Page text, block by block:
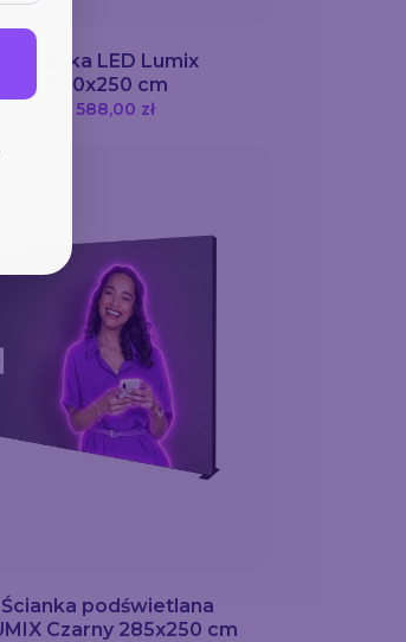
Ścianka LED Lumix
300x250 cm
5 588,00 zł
Ścianka podświetlana
Czarny 285x250 cm